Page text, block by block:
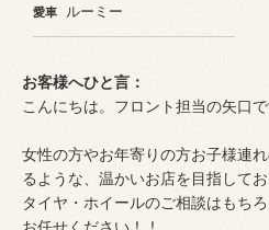
愛車 ルーミー
お客様へひと言：
こんにちは。フロント担当の矢口で
女性の方やお年寄りの方お子様連
るような、温かいお店を目指してお
タイヤ・ホイールのご相談はもち